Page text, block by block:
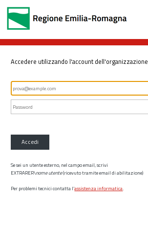
Accedere utilizzando l'account dell'organizzazione
Accedi
Se sei un utente esterno, nel campo email, scrivi
EXTRARER\nome utente(ricevuto tramite email di abilitazione)
Per problemi tecnici contatta l’assistenza informatica.